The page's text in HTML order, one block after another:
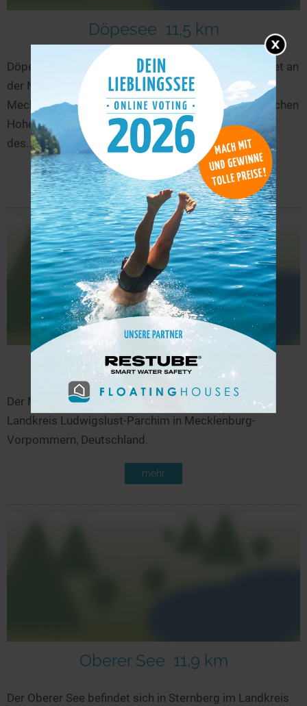
Döpesee 11,5 km
Döpe bezeichnet einen See und ein Naturschutzgebiet an
der Nordseite des Schweriner Außensees in
Mecklenburg-Vorpommern. Der See Döpe liegt zwischen
Hohen Viecheln und Flessenow an der Nordostseite
des...
mehr
Mickowsee 11,7 km
Der Mickowsee befindet sich in Kuhlen-Wendorf im
Landkreis Ludwigslust-Parchim in Mecklenburg-
Vorpommern, Deutschland.
mehr
Oberer See 11,9 km
Der Oberer See befindet sich in Sternberg im Landkreis